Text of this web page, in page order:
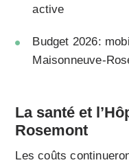
active
Budget 2026:
Maisonneuve-
La santé et
Rosemont
Les coûts